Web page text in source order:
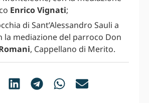
Enrico Vignati;
di Sant’Alessandro Sauli a
la mediazione del parroco Don
, Cappellano di Merito.